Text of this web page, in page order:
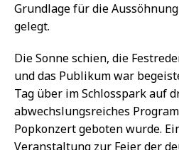
Grundlage für die
gelegt.
Die Sonne schien, die
und das Publikum war
Tag über im Schlosspark auf
abwechslungsreiches
Popkonzert geboten wurde.
Veranstaltung zur Feier der